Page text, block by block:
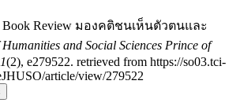
Book Review มองคติชนเห็นตัวตนและ
and Social Sciences Prince of
(2), e279522. retrieved from https://so03.tci-
article/view/279522